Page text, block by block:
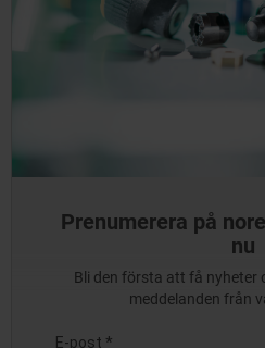
Prenumerera på
nu
Bli den första att få nyheter
meddelanden från